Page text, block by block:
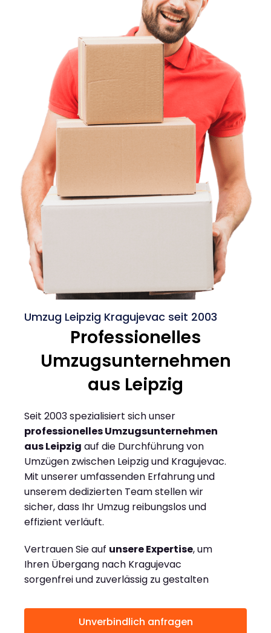
Umzug Leipzig Kragujevac seit 2003
Professionelles
Umzugsunternehmen
aus Leipzig
Seit 2003 spezialisiert sich unser
professionelles Umzugsunternehmen
aus Leipzig auf die Durchführung von
Umzügen zwischen Leipzig und Kragujevac.
Mit unserer umfassenden Erfahrung und
unserem dedizierten Team stellen wir
sicher, dass Ihr Umzug reibungslos und
effizient verläuft.
Vertrauen Sie auf unsere Expertise, um
Ihren Übergang nach Kragujevac
sorgenfrei und zuverlässig zu gestalten
Unverbindlich anfragen